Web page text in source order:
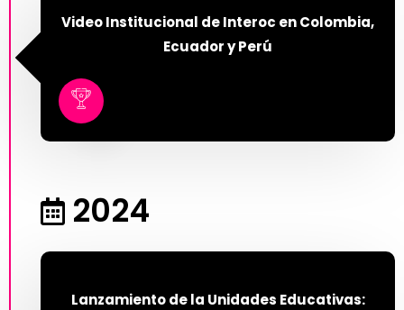
Video Institucional de Interoc en Colombia,
Ecuador y Perú
Lanzamiento de la Unidades Educativas:
2024